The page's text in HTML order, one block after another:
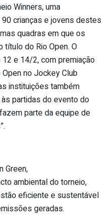
Winners, uma
crianças e jovens destes
quadras em que os
título do Rio Open. O
e 14/2, com premiação
no Jockey Club
instituições também
partidas do evento do
parte da equipe de
Green,
ambiental do torneio,
eficiente e sustentável
geradas.